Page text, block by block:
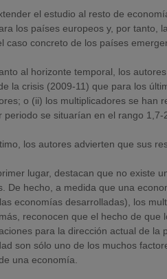
el estudio al resto de
los países europeos y, por tanto,
caso concreto de los países
al horizonte temporal, los
la crisis (2009-11) que para los
o (ii) los multiplicadores se han
periodo se situarían en el rango
los autores advierten que sus
lugar, destacan que no existe
De hecho, a medida que una
economías desarrolladas), los
reconocen que el hecho de
para la dirección actual de
son sólo uno de los muchos
una economía.